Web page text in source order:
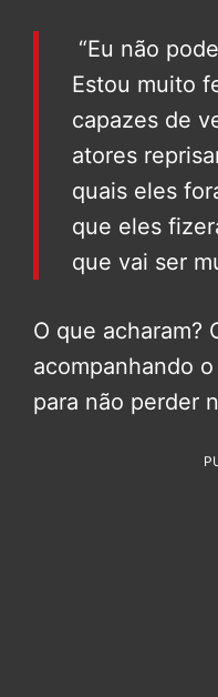
“Eu não
Estou muito
capazes de
atores
quais eles
que eles
que vai ser
O que acharam?
acompanhando o
para não perder